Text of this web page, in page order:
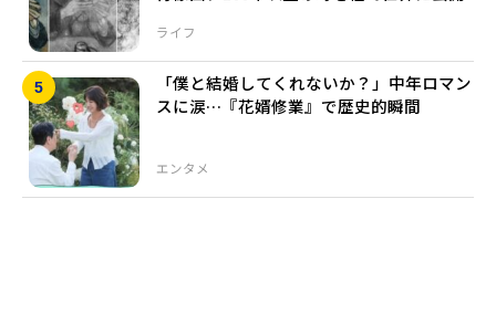
ライフ
エンタメ
「僕と結婚してくれないか？」中年ロマン
スに涙…『花婿修業』で歴史的瞬間